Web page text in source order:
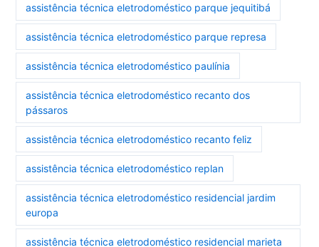
assistência técnica eletrodoméstico parque jequitibá
assistência técnica eletrodoméstico parque represa
assistência técnica eletrodoméstico paulínia
assistência técnica eletrodoméstico recanto dos
pássaros
assistência técnica eletrodoméstico recanto feliz
assistência técnica eletrodoméstico replan
assistência técnica eletrodoméstico residencial jardim
europa
assistência técnica eletrodoméstico residencial marieta